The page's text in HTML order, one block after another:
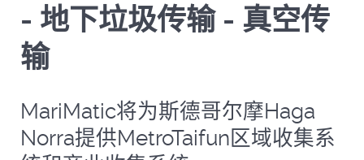
- 地下垃圾传输 - 真空传
输
MariMatic将为斯德哥尔摩Haga
Norra提供MetroTaifun区域收集系